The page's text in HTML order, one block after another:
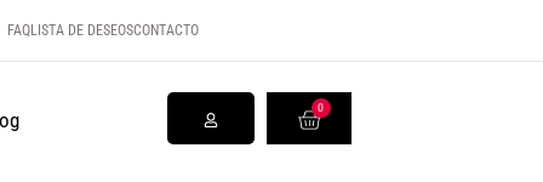
FAQLISTA DE DESEOSCONTACTO
0